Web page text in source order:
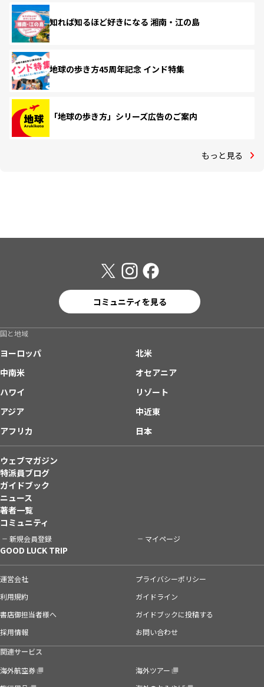
知れば知るほど好きになる 湘南・江の島
地球の歩き方45周年記念 インド特集
「地球の歩き方」シリーズ広告のご案内
もっと見る
コミュニティを見る
国と地域
ヨーロッパ
北米
中南米
オセアニア
ハワイ
リゾート
アジア
中近東
アフリカ
日本
ウェブマガジン
特派員ブログ
ガイドブック
ニュース
著者一覧
コミュニティ
新規会員登録 マイページ
GOOD LUCK TRIP
運営会社
プライバシーポリシー
利用規約
ガイドライン
書店御担当者様へ
ガイドブックに投稿する
採用情報
お問い合わせ
関連サービス
海外航空券
海外ツアー